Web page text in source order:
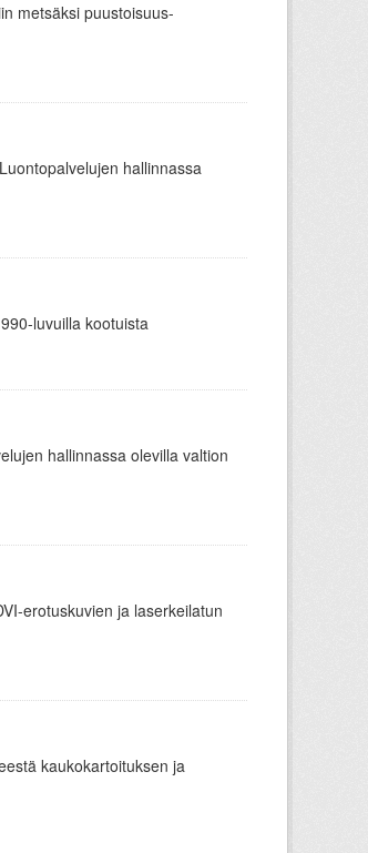
metsäksi puustoisuus-
hallinnassa
luvuilla kootuista
hallinnassa olevilla valtion
erotuskuvien ja laserkeilatun
kaukokartoituksen ja